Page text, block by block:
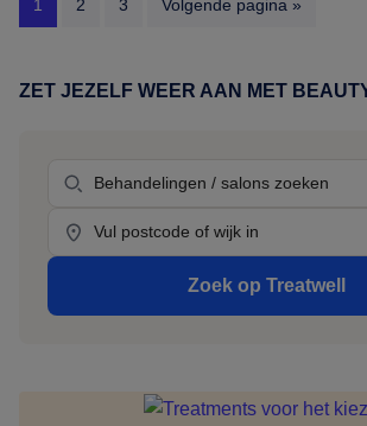
1 2 3 Volgende pagina »
Primaire
ZET JEZELF WEER AAN MET
Zoek op Treatwell